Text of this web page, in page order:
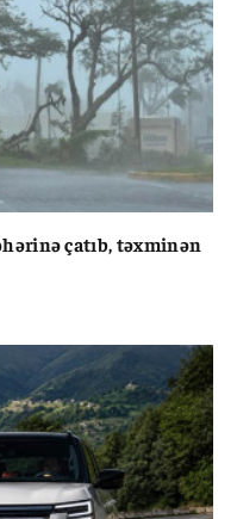
çatıb, təxminən